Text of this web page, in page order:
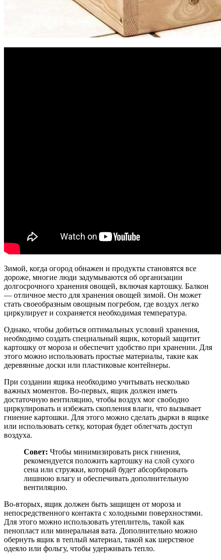
Зимой, когда огород обнажен и продукты становятся все
дороже, многие люди задумываются об организации
долгосрочного хранения овощей, включая картошку. Балкон
— отличное место для хранения овощей зимой. Он может
стать своеобразным овощным погребом, где воздух легко
циркулирует и сохраняется необходимая температура.
Однако, чтобы добиться оптимальных условий хранения,
необходимо создать специальный ящик, который защитит
картошку от мороза и обеспечит удобство при хранении. Для
этого можно использовать простые материалы, такие как
деревянные доски или пластиковые контейнеры.
При создании ящика необходимо учитывать несколько
важных моментов. Во-первых, ящик должен иметь
достаточную вентиляцию, чтобы воздух мог свободно
циркулировать и избежать скопления влаги, что вызывает
гниение картошки. Для этого можно сделать дырки в ящике
или использовать сетку, которая будет облегчать доступ
воздуха.
Совет: Чтобы минимизировать риск гниения,
рекомендуется положить картошку на слой сухого
сена или стружки, который будет абсорбировать
лишнюю влагу и обеспечивать дополнительную
вентиляцию.
Во-вторых, ящик должен быть защищен от мороза и
непосредственного контакта с холодными поверхностями.
Для этого можно использовать утеплитель, такой как
пенопласт или минеральная вата. Дополнительно можно
обернуть ящик в теплый материал, такой как шерстяное
одеяло или фольгу, чтобы удерживать тепло.